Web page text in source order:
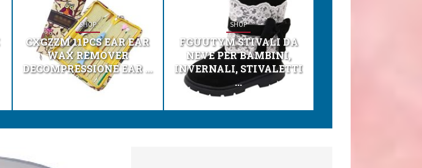
SHOP
CXGZZM 11PCS EAR EAR
WAX REMOVER
DECOMPRESSIONE EAR ...
SHOP
FGUUTYM STIVALI DA
NEVE PER BAMBINI,
INVERNALI, STIVALETTI
...